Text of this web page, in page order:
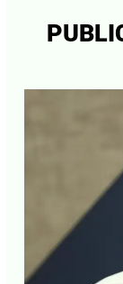
Jean Marie Nol